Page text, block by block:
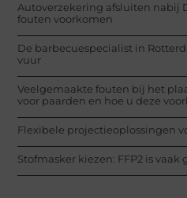
Autoverzekering afsluiten nabij
fouten voorkomen
De barbecuespecialist in
vuur
Veelgemaakte fouten bij het
voor paarden en hoe u deze
Flexibele projectieoplossingen
Stofmasker kiezen: FFP2 is vaak